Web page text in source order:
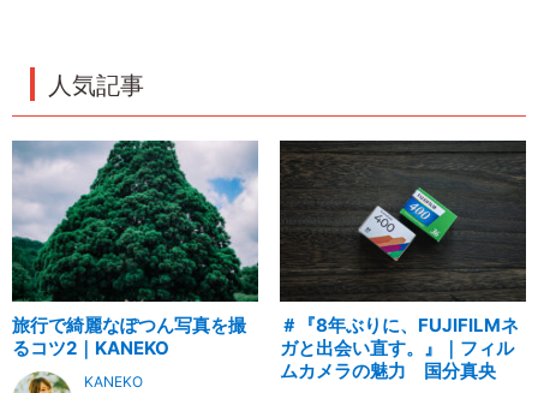
人気記事
旅行で綺麗なぽつん写真を撮
るコツ2｜KANEKO
KANEKO
＃『8年ぶりに、FUJIFILMネ
ガと出会い直す。』｜フィル
ムカメラの魅力 国分真央